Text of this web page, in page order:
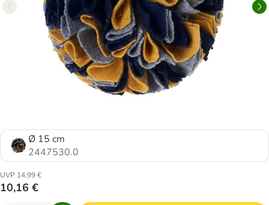
Ø 15 cm
2447530.0
UVP 14,99 €
10,16 €